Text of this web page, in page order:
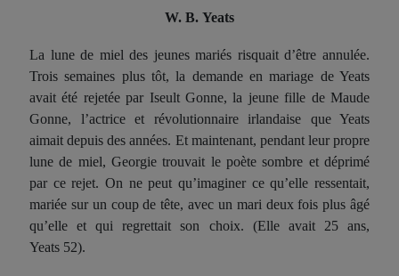
W. B. Yeats
La lune de miel des jeunes mariés risquait d’être annulée.
Trois semaines plus tôt, la demande en mariage de Yeats
avait été rejetée par Iseult Gonne, la jeune fille de Maude
Gonne, l’actrice et révolutionnaire irlandaise que Yeats
aimait depuis des années. Et maintenant, pendant leur propre
lune de miel, Georgie trouvait le poète sombre et déprimé
par ce rejet. On ne peut qu’imaginer ce qu’elle ressentait,
mariée sur un coup de tête, avec un mari deux fois plus âgé
qu’elle et qui regrettait son choix. (Elle avait 25 ans,
Yeats 52).